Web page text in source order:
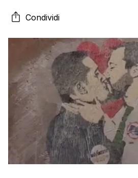
costretti al passo indietro. E
premier leghista con programma
Condividi